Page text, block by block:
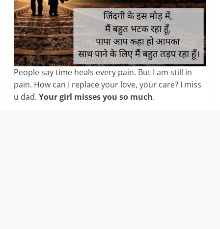
People say time heals every pain. But I am still in
pain. How can I replace your love, your care? I miss
u dad.Your girl misses you so much.